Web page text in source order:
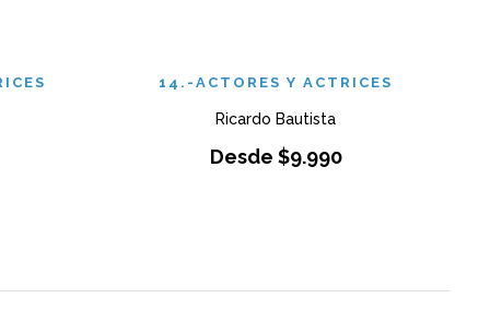
14.-ACTORES Y ACTRICES
Ricardo Bautista
Desde $9.990